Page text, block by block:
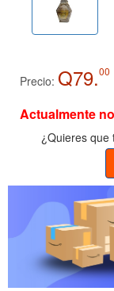
Precio: Q79.00
Actualmente
¿Quieres que